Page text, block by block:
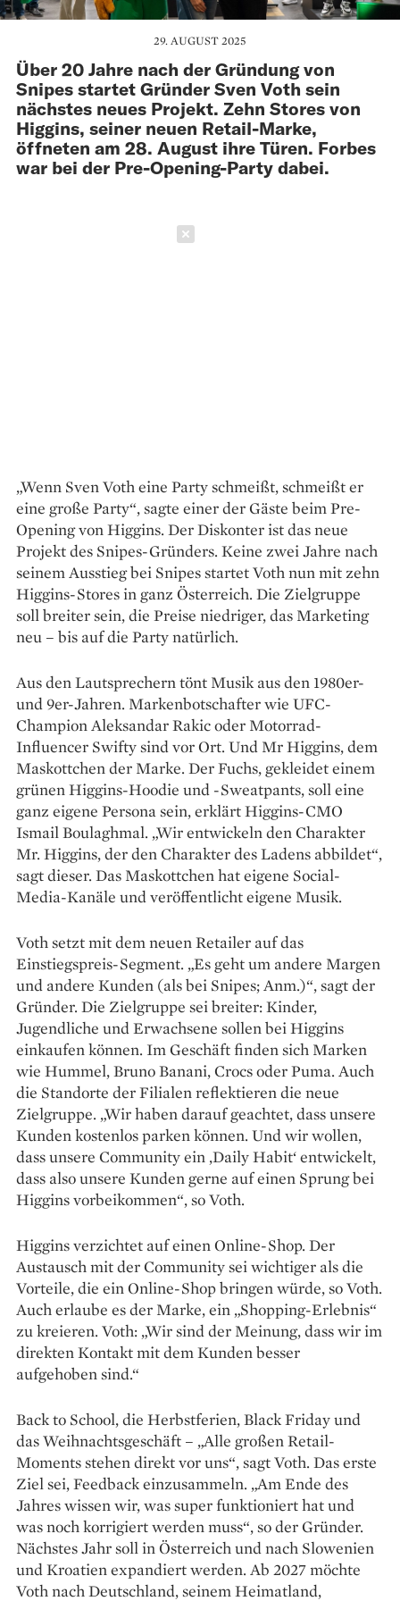
29. AUGUST 2025
Über 20 Jahre nach der Gründung von
Snipes startet Gründer Sven Voth sein
nächstes neues Projekt. Zehn Stores von
Higgins, seiner neuen Retail-Marke,
öffneten am 28. August ihre Türen. Forbes
war bei der Pre-Opening-Party dabei.
„Wenn Sven Voth eine Party schmeißt, schmeißt er
eine große Party“, sagte einer der Gäste beim Pre-
Opening von Higgins. Der Diskonter ist das neue
Projekt des Snipes-Gründers. Keine zwei Jahre nach
seinem Ausstieg bei Snipes startet Voth nun mit zehn
Higgins-Stores in ganz Österreich. Die Zielgruppe
soll breiter sein, die Preise niedriger, das Marketing
neu – bis auf die Party natürlich.
Aus den Lautsprechern tönt Musik aus den 1980er-
und 9er-Jahren. Markenbotschafter wie UFC-
Champion Aleksandar Rakic oder Motorrad-
Influencer Swifty sind vor Ort. Und Mr Higgins, dem
Maskottchen der Marke. Der Fuchs, gekleidet einem
grünen Higgins-Hoodie und -Sweatpants, soll eine
ganz eigene Persona sein, erklärt Higgins-CMO
Ismail Boulaghmal. „Wir entwickeln den Charakter
Mr. Higgins, der den Charakter des Ladens abbildet“,
sagt dieser. Das Maskottchen hat eigene Social-
Media-Kanäle und veröffentlicht eigene Musik.
Voth setzt mit dem neuen Retailer auf das
Einstiegspreis-Segment. „Es geht um andere Margen
und andere Kunden (als bei Snipes; Anm.)“, sagt der
Gründer. Die Zielgruppe sei breiter: Kinder,
Jugendliche und Erwachsene sollen bei Higgins
einkaufen können. Im Geschäft finden sich Marken
wie Hummel, Bruno Banani, Crocs oder Puma. Auch
die Standorte der Filialen reflektieren die neue
Zielgruppe. „Wir haben darauf geachtet, dass unsere
Kunden kostenlos parken können. Und wir wollen,
dass unsere Community ein ‚Daily Habit‘ entwickelt,
dass also unsere Kunden gerne auf einen Sprung bei
Higgins vorbeikommen“, so Voth.
Higgins verzichtet auf einen Online-Shop. Der
Austausch mit der Community sei wichtiger als die
Vorteile, die ein Online-Shop bringen würde, so Voth.
Auch erlaube es der Marke, ein „Shopping-Erlebnis“
zu kreieren. Voth: „Wir sind der Meinung, dass wir im
direkten Kontakt mit dem Kunden besser
aufgehoben sind.“
Back to School, die Herbstferien, Black Friday und
das Weihnachtsgeschäft – „Alle großen Retail-
Moments stehen direkt vor uns“, sagt Voth. Das erste
Ziel sei, Feedback einzusammeln. „Am Ende des
Jahres wissen wir, was super funktioniert hat und
was noch korrigiert werden muss“, so der Gründer.
Nächstes Jahr soll in Österreich und nach Slowenien
und Kroatien expandiert werden. Ab 2027 möchte
Voth nach Deutschland, seinem Heimatland,